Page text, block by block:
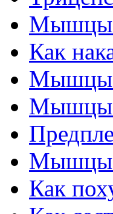
Мышцы
Как
Мышцы
Мышцы
Мышцы
Как